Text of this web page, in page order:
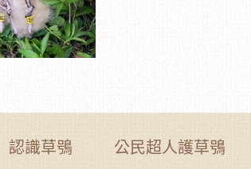
認識草鴞 公民超人護草鴞